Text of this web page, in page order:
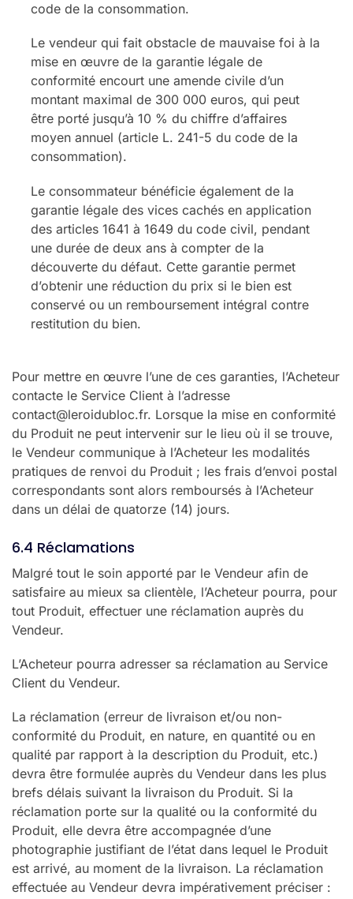
code de la consommation.
Le vendeur qui fait obstacle de mauvaise foi à la
mise en œuvre de la garantie légale de
conformité encourt une amende civile d’un
montant maximal de 300 000 euros, qui peut
être porté jusqu’à 10 % du chiffre d’affaires
moyen annuel (article L. 241-5 du code de la
consommation).
Le consommateur bénéficie également de la
garantie légale des vices cachés en application
des articles 1641 à 1649 du code civil, pendant
une durée de deux ans à compter de la
découverte du défaut. Cette garantie permet
d’obtenir une réduction du prix si le bien est
conservé ou un remboursement intégral contre
restitution du bien.
Pour mettre en œuvre l’une de ces garanties, l’Acheteur
contacte le Service Client à l’adresse
contact@leroidubloc.fr. Lorsque la mise en conformité
du Produit ne peut intervenir sur le lieu où il se trouve,
le Vendeur communique à l’Acheteur les modalités
pratiques de renvoi du Produit ; les frais d’envoi postal
correspondants sont alors remboursés à l’Acheteur
dans un délai de quatorze (14) jours.
6.4 Réclamations
Malgré tout le soin apporté par le Vendeur afin de
satisfaire au mieux sa clientèle, l’Acheteur pourra, pour
tout Produit, effectuer une réclamation auprès du
Vendeur.
L’Acheteur pourra adresser sa réclamation au Service
Client du Vendeur.
La réclamation (erreur de livraison et/ou non-
conformité du Produit, en nature, en quantité ou en
qualité par rapport à la description du Produit, etc.)
devra être formulée auprès du Vendeur dans les plus
brefs délais suivant la livraison du Produit. Si la
réclamation porte sur la qualité ou la conformité du
Produit, elle devra être accompagnée d’une
photographie justifiant de l’état dans lequel le Produit
est arrivé, au moment de la livraison. La réclamation
effectuée au Vendeur devra impérativement préciser :